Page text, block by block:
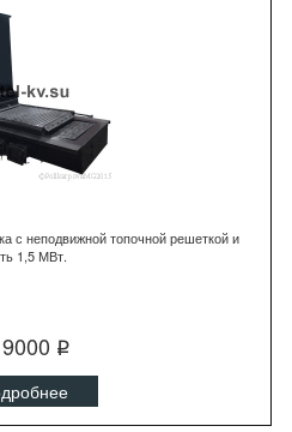
с неподвижной топочной решеткой и
1,5 МВт.
q